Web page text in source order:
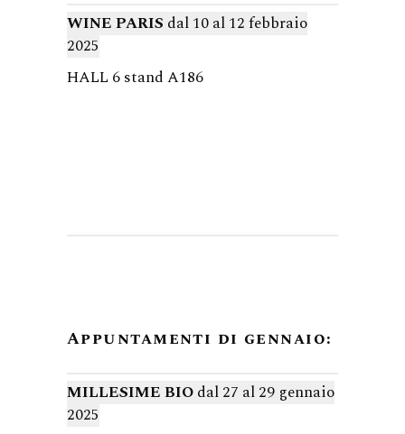
WINE PARIS dal 10 al 12 febbraio
2025
HALL 6 stand A186
Appuntamenti di gennaio:
MILLESIME BIOdal 27 al 29 gennaio
2025